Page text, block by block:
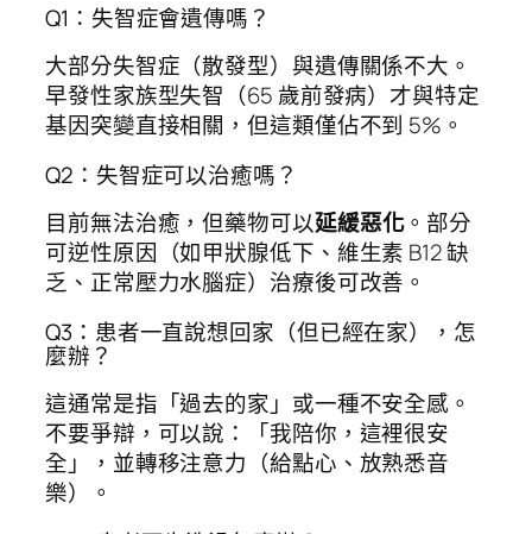
Q1：失智症會遺傳嗎？
大部分失智症（散發型）與遺傳關係不大。
早發性家族型失智（65 歲前發病）才與特定
基因突變直接相關，但這類僅佔不到 5%。
Q2：失智症可以治癒嗎？
目前無法治癒，但藥物可以延緩惡化。部分
可逆性原因（如甲狀腺低下、維生素 B12 缺
乏、正常壓力水腦症）治療後可改善。
Q3：患者一直說想回家（但已經在家），怎
麼辦？
這通常是指「過去的家」或一種不安全感。
不要爭辯，可以說：「我陪你，這裡很安
全」，並轉移注意力（給點心、放熟悉音
樂）。